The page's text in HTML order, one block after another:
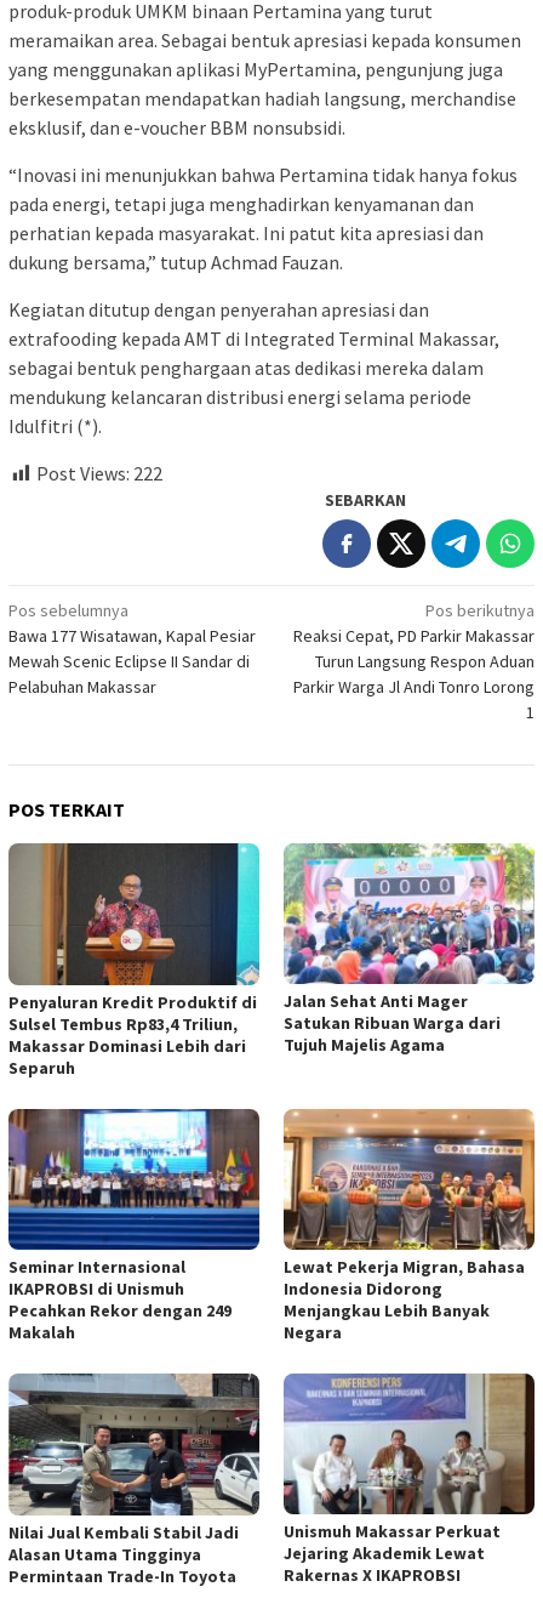
produk-produk UMKM binaan Pertamina yang turut
meramaikan area. Sebagai bentuk apresiasi kepada konsumen
yang menggunakan aplikasi MyPertamina, pengunjung juga
berkesempatan mendapatkan hadiah langsung, merchandise
eksklusif, dan e-voucher BBM nonsubsidi.
“Inovasi ini menunjukkan bahwa Pertamina tidak hanya fokus
pada energi, tetapi juga menghadirkan kenyamanan dan
perhatian kepada masyarakat. Ini patut kita apresiasi dan
dukung bersama,” tutup Achmad Fauzan.
Kegiatan ditutup dengan penyerahan apresiasi dan
extrafooding kepada AMT di Integrated Terminal Makassar,
sebagai bentuk penghargaan atas dedikasi mereka dalam
mendukung kelancaran distribusi energi selama periode
Idulfitri (*).
Post Views: 222
SEBARKAN
Navigasi
pos
Pos sebelumnya
Bawa 177 Wisatawan, Kapal Pesiar
Mewah Scenic Eclipse II Sandar di
Pelabuhan Makassar
Pos berikutnya
Reaksi Cepat, PD Parkir Makassar
Turun Langsung Respon Aduan
Parkir Warga Jl Andi Tonro Lorong
1
POS TERKAIT
Penyaluran Kredit Produktif di
Sulsel Tembus Rp83,4 Triliun,
Makassar Dominasi Lebih dari
Separuh
Jalan Sehat Anti Mager
Satukan Ribuan Warga dari
Tujuh Majelis Agama
Seminar Internasional
IKAPROBSI di Unismuh
Pecahkan Rekor dengan 249
Makalah
Lewat Pekerja Migran, Bahasa
Indonesia Didorong
Menjangkau Lebih Banyak
Negara
Nilai Jual Kembali Stabil Jadi
Alasan Utama Tingginya
Permintaan Trade-In Toyota
Unismuh Makassar Perkuat
Jejaring Akademik Lewat
Rakernas X IKAPROBSI